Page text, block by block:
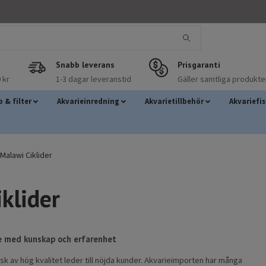
kr
Snabb leverans
1-3 dagar leveranstid
Prisgaranti
Gäller samtliga
& filter Akvarieinredning Akvarietillbehör
Malawi Ciklider
kunskap och erfarenhet
av hög kvalitet leder till nöjda kunder. Akvarieimporten har många